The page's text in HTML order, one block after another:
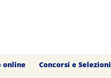
online Concorsi e Selezioni